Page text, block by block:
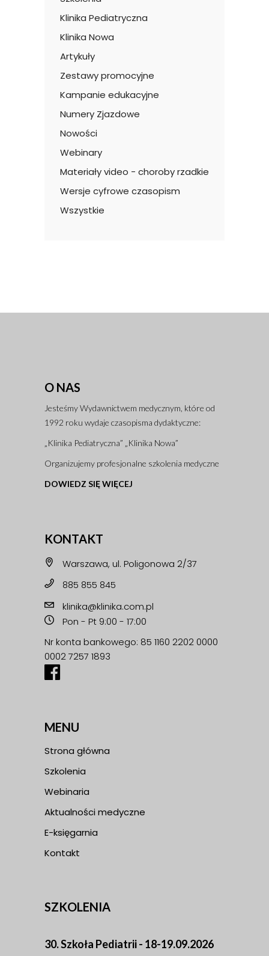
Klinika Pediatryczna
Klinika Nowa
Artykuły
Zestawy promocyjne
Kampanie edukacyjne
Numery Zjazdowe
Nowości
Webinary
Materiały video - choroby rzadkie
Wersje cyfrowe czasopism
Wszystkie
O NAS
Jesteśmy Wydawnictwem medycznym, które od
1992 roku wydaje czasopisma dydaktyczne:
„Klinika Pediatryczna” „Klinika Nowa”
Organizujemy profesjonalne szkolenia medyczne
DOWIEDZ SIĘ WIĘCEJ
KONTAKT
Warszawa, ul. Poligonowa 2/37
885 855 845
klinika@klinika.com.pl
Pon - Pt 9:00 - 17:00
Nr konta bankowego: 85 1160 2202 0000
0002 7257 1893
MENU
Strona główna
Szkolenia
Webinaria
Aktualności medyczne
E-księgarnia
Kontakt
SZKOLENIA
30. Szkoła Pediatrii - 18-19.09.2026